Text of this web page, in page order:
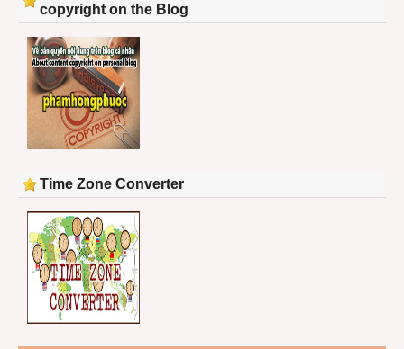
copyright on the Blog
Time Zone Converter